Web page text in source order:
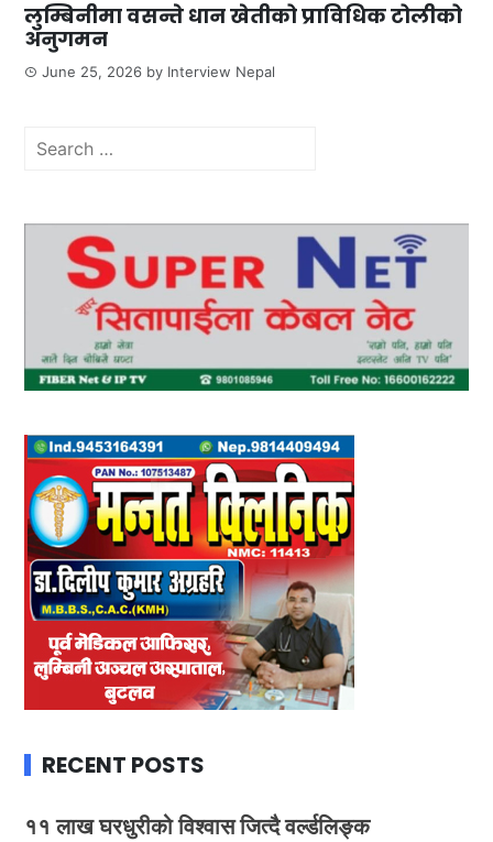
लुम्बिनीमा वसन्ते धान खेतीको प्राविधिक टोलीको
अनुगमन
June 25, 2026 by Interview Nepal
Search
RECENT POSTS
११ लाख घरधुरीको विश्वास जित्दै वर्ल्डलिङ्क